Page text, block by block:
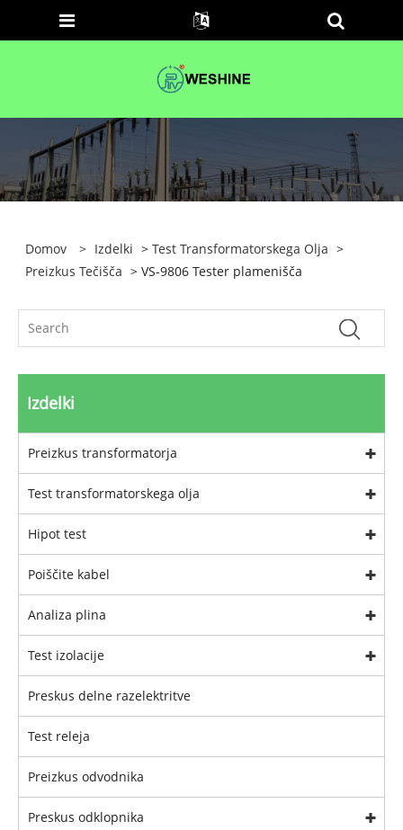
Domov > Izdelki >Test Transformatorskega Olja >
Preizkus Tečišča > VS-9806 Tester plamenišča
Izdelki
Preizkus transformatorja
Test transformatorskega olja
Hipot test
Poiščite kabel
Analiza plina
Test izolacije
Preskus delne razelektritve
Test releja
Preizkus odvodnika
Preskus odklopnika